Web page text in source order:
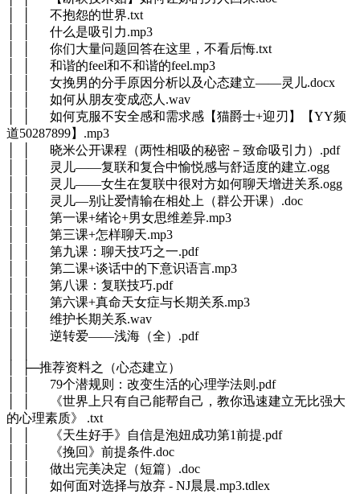
│ │ 不抱怨的世界.txt
│ │ 什么是吸引力.mp3
│ │ 你们大量问题回答在这里，不看后悔.txt
│ │ 和谐的feel和不和谐的feel.mp3
│ │ 女挽男的分手原因分析以及心态建立——灵儿.docx
│ │ 如何从朋友变成恋人.wav
│ │ 如何克服不安全感和需求感【猫爵士+迎刃】【YY频
道50287899】.mp3
│ │ 晓米公开课程（两性相吸的秘密－致命吸引力）.pdf
│ │ 灵儿——复联和复合中愉悦感与舒适度的建立.ogg
│ │ 灵儿——女生在复联中很对方如何聊天增进关系.ogg
│ │ 灵儿—别让爱情输在相处上（群公开课）.doc
│ │ 第一课+绪论+男女思维差异.mp3
│ │ 第三课+怎样聊天.mp3
│ │ 第九课：聊天技巧之一.pdf
│ │ 第二课+谈话中的下意识语言.mp3
│ │ 第八课：复联技巧.pdf
│ │ 第六课+真命天女症与长期关系.mp3
│ │ 维护长期关系.wav
│ │ 逆转爱——浅海（全）.pdf
│ ├─推荐资料之（心态建立）
│ │ 79个潜规则：改变生活的心理学法则.pdf
│ │ 《世界上只有自己能帮自己，教你迅速建立无比强大
的心理素质》 .txt
│ │ 《天生好手》自信是泡妞成功第1前提.pdf
│ │ 《挽回》前提条件.doc
│ │ 做出完美决定（短篇）.doc
│ │ 如何面对选择与放弃 - NJ晨晨.mp3.tdlex